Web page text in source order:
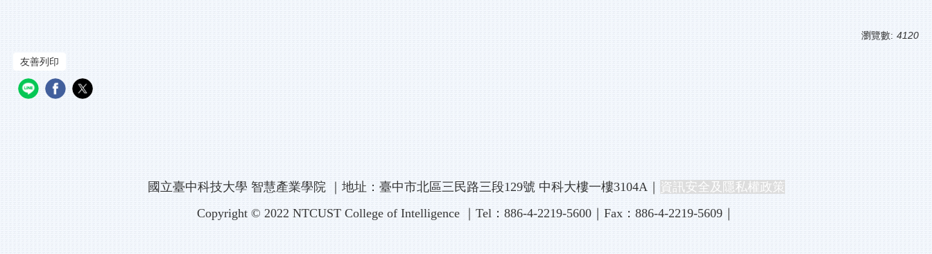
瀏覽數: 4120
友善列印
國立臺中科技大學 智慧產業學院｜地址：臺中市北區三民路三段129號 中科大樓一樓3104A｜ 資訊安全及隱私權政策
Copyright © 2022 NTCUST College of Intelligence ｜Tel：886-4-2219-5600｜Fax：886-4-2219-5609｜